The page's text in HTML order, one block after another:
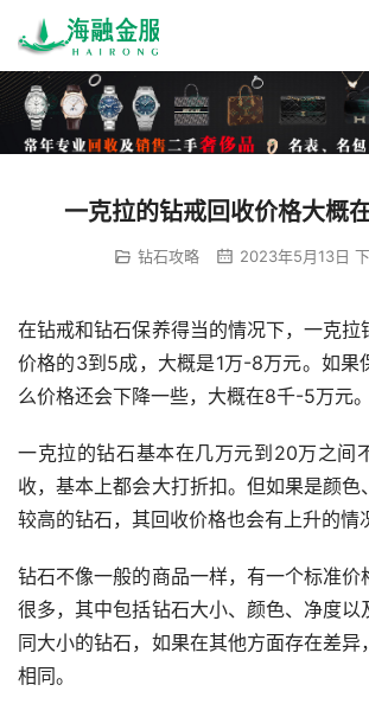
一克拉的钻戒回收价格大概
钻石攻略 2023年5月13日
在钻戒和钻石保养得当的情况下，一克拉
价格的3到5成，大概是1万-8万元。如果
么价格还会下降一些，大概在8千-5万元。
一克拉的钻石基本在几万元到20万之间
收，基本上都会大打折扣。但如果是颜色
较高的钻石，其回收价格也会有上升的情
钻石不像一般的商品一样，有一个标准价
很多，其中包括钻石大小、颜色、净度以
同大小的钻石，如果在其他方面存在差
相同。